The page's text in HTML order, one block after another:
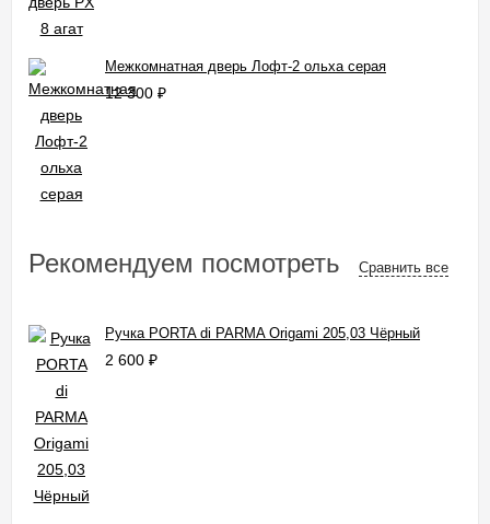
Межкомнатная дверь Лофт-2 ольха серая
12 300 ₽
Рекомендуем посмотреть Сравнить все
Ручка PORTA di PARMA Origami 205,03 Чёрный
2 600 ₽